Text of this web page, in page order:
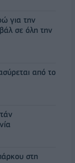
για την
σε όλη την
από το
στη